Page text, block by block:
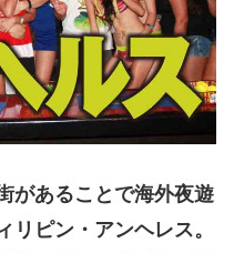
があることで海外夜遊
ピン・アンヘレス。